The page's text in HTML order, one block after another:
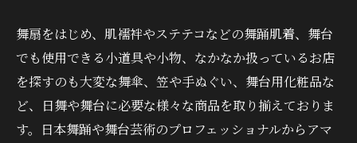
舞扇をはじめ、肌襦袢やステテコなどの舞踊肌着、舞台
でも使用できる小道具や小物、なかなか扱っているお店
を探すのも大変な舞傘、笠や手ぬぐい、舞台用化粧品な
ど、日舞や舞台に必要な様々な商品を取り揃えておりま
す。日本舞踊や舞台芸術のプロフェッショナルからアマ